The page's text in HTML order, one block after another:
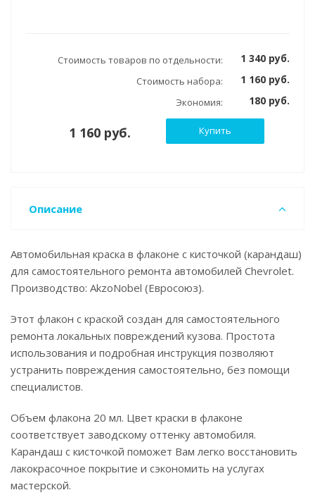
Стоимость товаров по отдельности: 1 340 руб.
Стоимость набора: 1 160 руб.
Экономия: 180 руб.
1 160 руб. Купить
Описание
Автомобильная краска в флаконе с кисточкой (карандаш)
для самостоятельного ремонта автомобилей Chevrolet.
Производство: AkzoNobel (Евросоюз).
Этот флакон с краской создан для самостоятельного
ремонта локальных повреждений кузова. Простота
использования и подробная инструкция позволяют
устранить повреждения самостоятельно, без помощи
специалистов.
Объем флакона 20 мл. Цвет краски в флаконе
соответствует заводскому оттенку автомобиля.
Карандаш с кисточкой поможет Вам легко восстановить
лакокрасочное покрытие и сэкономить на услугах
мастерской.